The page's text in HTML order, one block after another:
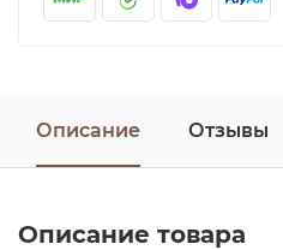
Описание Отзывы
Описание товара